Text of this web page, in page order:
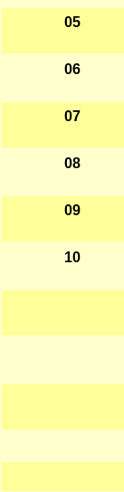
05
06
07
08
09
10